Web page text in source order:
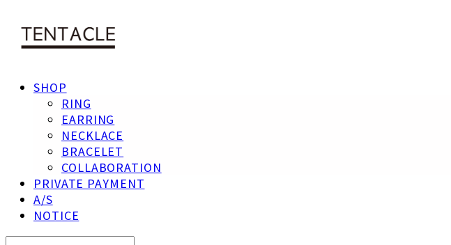
SHOP
RING
EARRING
NECKLACE
BRACELET
COLLABORATION
PRIVATE PAYMENT
A/S
NOTICE